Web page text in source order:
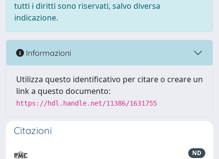
tutti i diritti sono riservati, salvo diversa
indicazione.
Informazioni
Utilizza questo identificativo per citare o creare un
link a questo documento:
https://hdl.handle.net/11386/1631755
Citazioni
ND